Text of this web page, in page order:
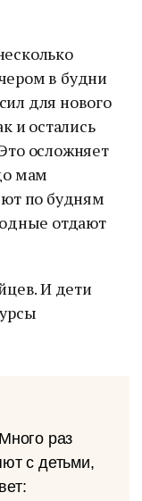
в будни
для нового
и остались
осложняет
мам
по будням
отдают
И дети
раз
с детьми,